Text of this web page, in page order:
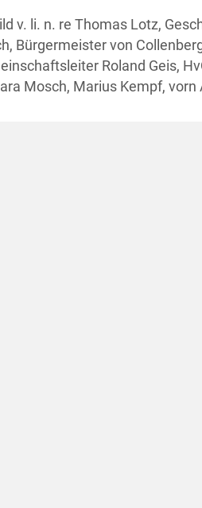
v. li. n. re Thomas Lotz,
Bürgermeister von
Roland Geis,
Mosch, Marius Kempf, vorn